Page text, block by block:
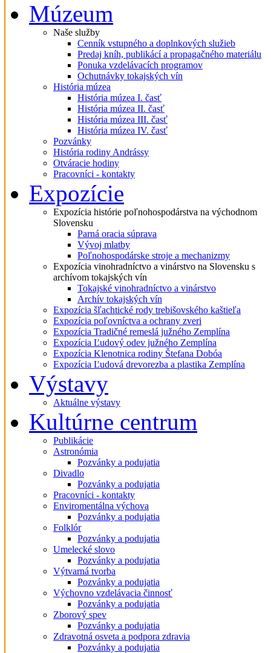
Múzeum
Naše služby
Cenník vstupného a doplnkových služieb
Predaj kníh, publikácí a propagačného materiálu
Ponuka vzdelávacích programov
Ochutnávky tokajských vín
História múzea
História múzea I. časť
História múzea II. časť
História múzea III. časť
História múzea IV. časť
Pozvánky
História rodiny Andrássy
Otváracie hodiny
Pracovníci - kontakty
Expozície
Expozícia histórie poľnohospodárstva na východnom
Slovensku
Parná oracia súprava
Vývoj mlatby
Poľnohospodárske stroje a mechanizmy
Expozícia vinohradníctvo a vinárstvo na Slovensku s
archívom tokajských vín
Tokajské vinohradníctvo a vinárstvo
Archív tokajských vín
Expozícia šľachtické rody trebišovského kaštieľa
Expozícia poľovníctva a ochrany zveri
Expozícia Tradičné remeslá južného Zemplína
Expozícia Ľudový odev južného Zemplína
Expozícia Klenotnica rodiny Štefana Dobóa
Expozícia Ľudová drevorezba a plastika Zemplína
Výstavy
Aktuálne výstavy
Kultúrne centrum
Publikácie
Astronómia
Pozvánky a podujatia
Divadlo
Pozvánky a podujatia
Pracovníci - kontakty
Enviromentálna výchova
Pozvánky a podujatia
Folklór
Pozvánky a podujatia
Umelecké slovo
Pozvánky a podujatia
Výtvarná tvorba
Pozvánky a podujatia
Výchovno vzdelávacia činnosť
Pozvánky a podujatia
Zborový spev
Pozvánky a podujatia
Zdravotná osveta a podpora zdravia
Pozvánky a podujatia